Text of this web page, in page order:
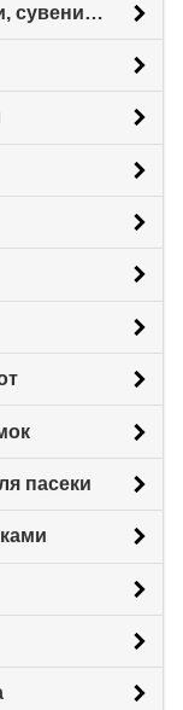
Мыло, косметика, свечи, подарки, сувениры.
пасеки